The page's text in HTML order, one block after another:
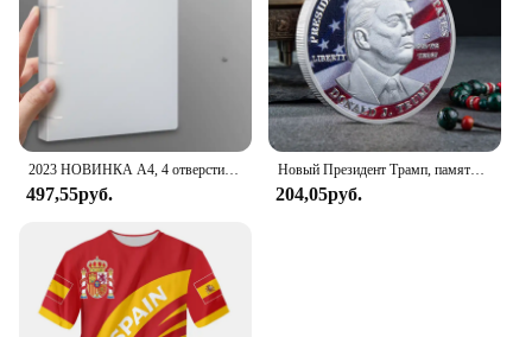
497,55руб.
Новый Президент Трамп, памятный значок Дональда Трампа монета, серебряное золото, тройная монета, Дональд J Трамп, «в Бог, которому мы доверяем», монеты
204,05руб.